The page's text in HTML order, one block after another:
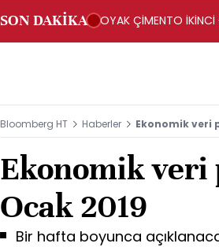
SON DAKİKA OYAK ÇİMENTO İKİNCİ
Bloomberg HT Haberler Ekonomik veri
Ekonomik veri
Ocak 2019
Bir hafta boyunca